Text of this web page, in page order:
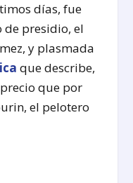
días, fue
de presidio, el
y plasmada
que describe,
que por
el pelotero